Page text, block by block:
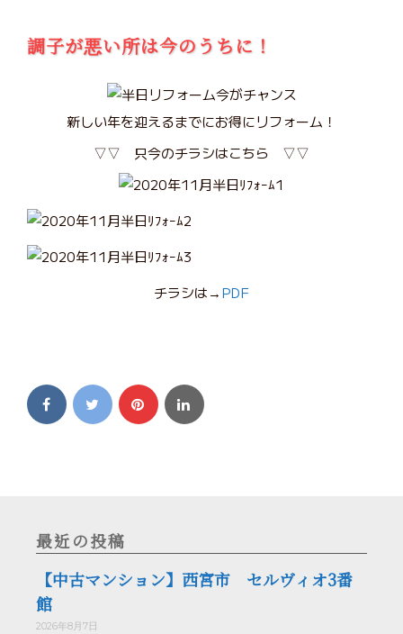
調子が悪い所は今のうちに！
新しい年を迎えるまでにお得にリフォーム！
▽▽ 只今のチラシはこちら ▽▽
チラシは→PDF
最近の投稿
【中古マンション】西宮市 セルヴィオ3番
館
2026年8月7日